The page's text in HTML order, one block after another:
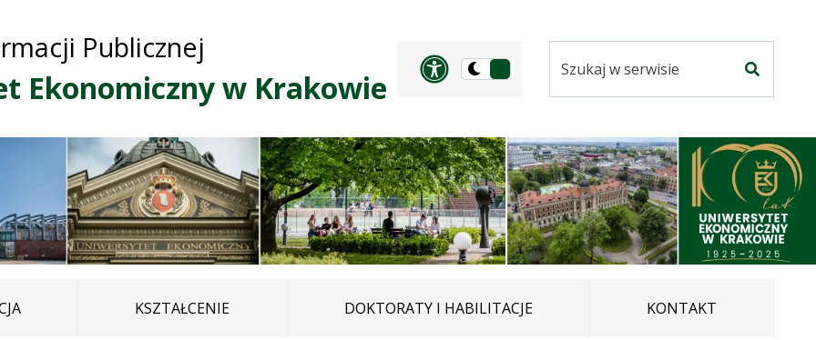
głównego menu
Przejdź do treści
Przejdź do mapy
serwisu
Publicznej
Ekonomiczny w Krakowie
Panel dostosowania
Przełącz
ciemną
serwisie
KSZTAŁCENIE DOKTORATY I HABILITACJE KONTAKT